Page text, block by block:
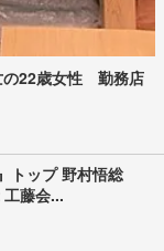
の22歳女性 勤務店
トップ 野村悟総
藤会...